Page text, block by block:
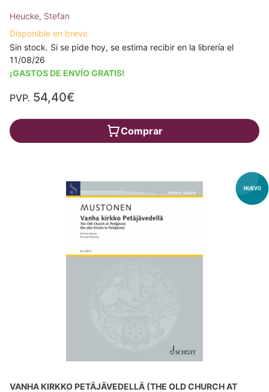
Heucke, Stefan
Disponible en breve
Sin stock. Si se pide hoy, se estima recibir en la librería el
11/08/26
¡GASTOS DE ENVÍO GRATIS!
PVP. 54,40€
Comprar
VANHA KIRKKO PETÄJÄVEDELLÄ (THE OLD CHURCH AT